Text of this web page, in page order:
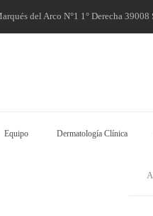
del Arco N°1 1° Derecha 39008
Equipo Dermatología Clínica